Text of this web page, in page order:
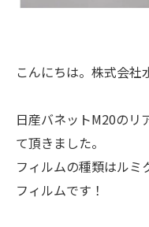
こんにちは。株式会社
日産バネットM20のリ
て頂きました。
フィルムの種類はルミ
フィルムです！